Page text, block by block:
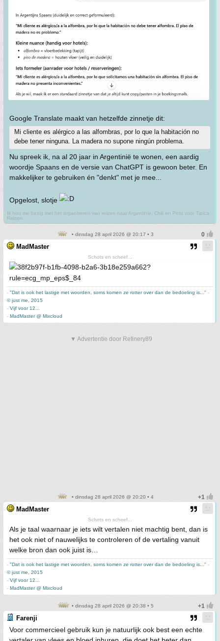
Google Translate maakt van hetzelfde zinnetje dit:
Mi cliente es alérgico a las alfombras, por lo que la habitación no
debe tener ninguna. La madera no supone ningún problema.
Nu spreek ik, na al 20 jaar in Argentinië te wonen, een aardig
woordje Spaans en de versie van ChatGPT is gewoon beter. En
makkelijker te gebruiken én "denkt" met je mee...
Opgelost, slotje
Ik hou me bezig met het organiseren van reizen naar Argentinie, Chili en Peru voor Tipica
Reizen.
• dinsdag 28 april 2026 @ 20:17 • 3
MadMaster
Schots en scheef...
- "Dat is ook het lastige met woorden, soms komen ze rotter over dan de bedoeling is..." -
© just me, 2015
- Vijf voor 12...
- MadMaster @ Mixcloud
▼ Advertentie door Refinery89
• dinsdag 28 april 2026 @ 20:20 • 4
MadMaster
Schots en scheef...
Als je taal waarnaar je iets wilt vertalen niet machtig bent, dan is
het ook niet of nauwelijks te controleren of de vertaling vanuit
welke bron dan ook juist is…
- "Dat is ook het lastige met woorden, soms komen ze rotter over dan de bedoeling is..." -
© just me, 2015
- Vijf voor 12...
- MadMaster @ Mixcloud
• dinsdag 28 april 2026 @ 20:38 • 5
Farenji
Voor commercieel gebruik kun je natuurlijk ook best een echte